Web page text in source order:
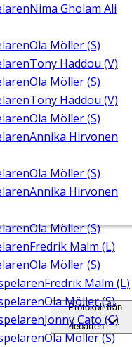
Nima Gholam Ali
Ola Möller (S)
Tony Haddou (V)
Ola Möller (S)
Tony Haddou (V)
Ola Möller (S)
Annika Hirvonen
Ola Möller (S)
Annika Hirvonen
Ola Möller (S)
Fredrik Malm (L)
Ola Möller (S)
Fredrik Malm (L)
Ola Möller (S)
Jonny Cato (C)
Ola Möller (S)
Protokoll från
debatten